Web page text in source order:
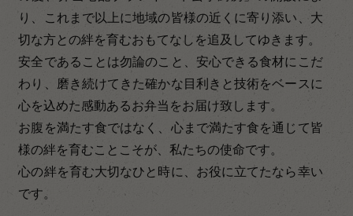
り、これまで以上に地域の皆様の近くに寄り添い、大
切な方との絆を育むおもてなしを追及してゆきます。
安全であることは勿論のこと、安心できる食材にこだ
わり、磨き続けてきた確かな目利きと技術をベースに
心を込めた感動あるお弁当をお届け致します。
お腹を満たす食ではなく、心まで満たす食を通じて皆
様の絆を育むことこそが、私たちの使命です。
心の絆を育む大切なひと時に、お役に立てたなら幸い
です。